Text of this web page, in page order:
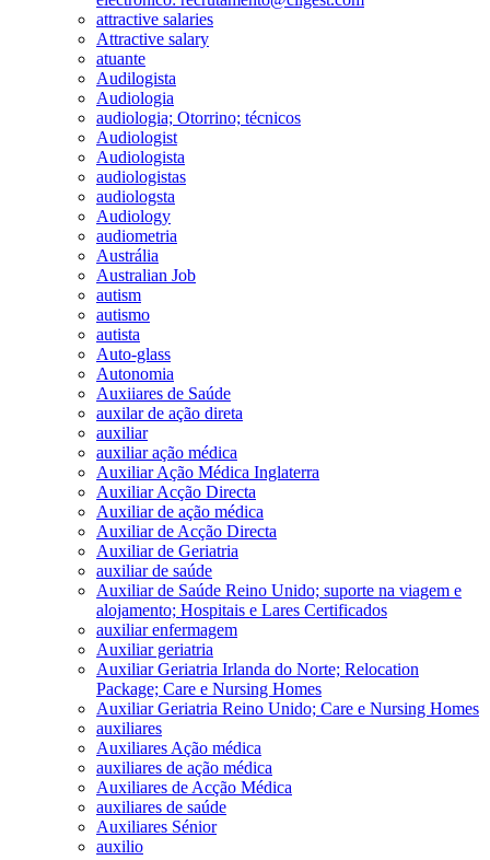
attractive salaries
Attractive salary
atuante
Audilogista
Audiologia
audiologia; Otorrino; técnicos
Audiologist
Audiologista
audiologistas
audiologsta
Audiology
audiometria
Austrália
Australian Job
autism
autismo
autista
Auto-glass
Autonomia
Auxiiares de Saúde
auxilar de ação direta
auxiliar
auxiliar ação médica
Auxiliar Ação Médica Inglaterra
Auxiliar Acção Directa
Auxiliar de ação médica
Auxiliar de Acção Directa
Auxiliar de Geriatria
auxiliar de saúde
Auxiliar de Saúde Reino Unido; suporte na viagem e
alojamento; Hospitais e Lares Certificados
auxiliar enfermagem
Auxiliar geriatria
Auxiliar Geriatria Irlanda do Norte; Relocation
Package; Care e Nursing Homes
Auxiliar Geriatria Reino Unido; Care e Nursing Homes
auxiliares
Auxiliares Ação médica
auxiliares de ação médica
Auxiliares de Acção Médica
auxiliares de saúde
Auxiliares Sénior
auxilio